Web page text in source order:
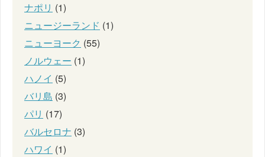
ナポリ (1)
ニュージーランド (1)
ニューヨーク (55)
ノルウェー (1)
ハノイ (5)
バリ島 (3)
パリ (17)
バルセロナ (3)
ハワイ (1)